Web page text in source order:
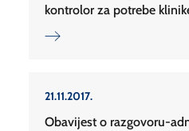
kontrolor za potrebe
21.11.2017.
Obavijest o razgovoru-